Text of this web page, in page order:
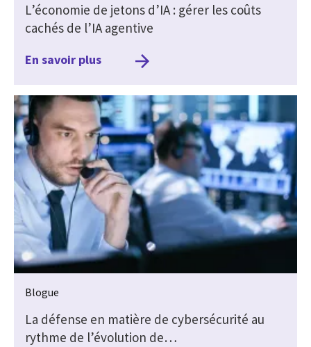
L’économie de jetons d’IA : gérer les coûts
cachés de l’IA agentive
En savoir plus
Blogue
La défense en matière de cybersécurité au
rythme de l’évolution de…